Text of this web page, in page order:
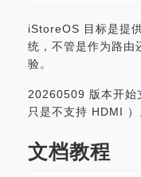
iStoreOS 目标是提
统，不管是作为路由
验。
20260509 版本开始
只是不支持 HDMI ）
文档教程